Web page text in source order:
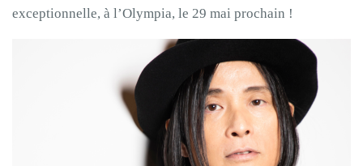
exceptionnelle, à l’Olympia, le 29 mai prochain !